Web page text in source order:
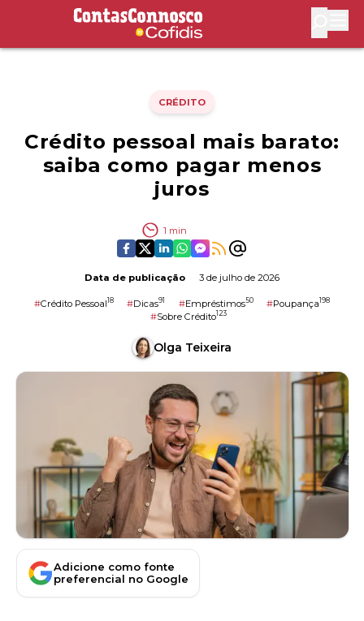
Contas Connosco by Cofidis
CRÉDITO
Crédito pessoal mais barato:
saiba como pagar menos
juros
1 min
Data de publicação 3 de julho de 2026
#Crédito Pessoal18 #Dicas91 #Empréstimos50 #Poupança198
#Sobre Crédito123
Olga Teixeira
Adicione como fonte
preferencial no Google